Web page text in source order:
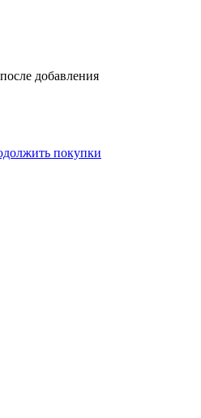
добавления
покупки